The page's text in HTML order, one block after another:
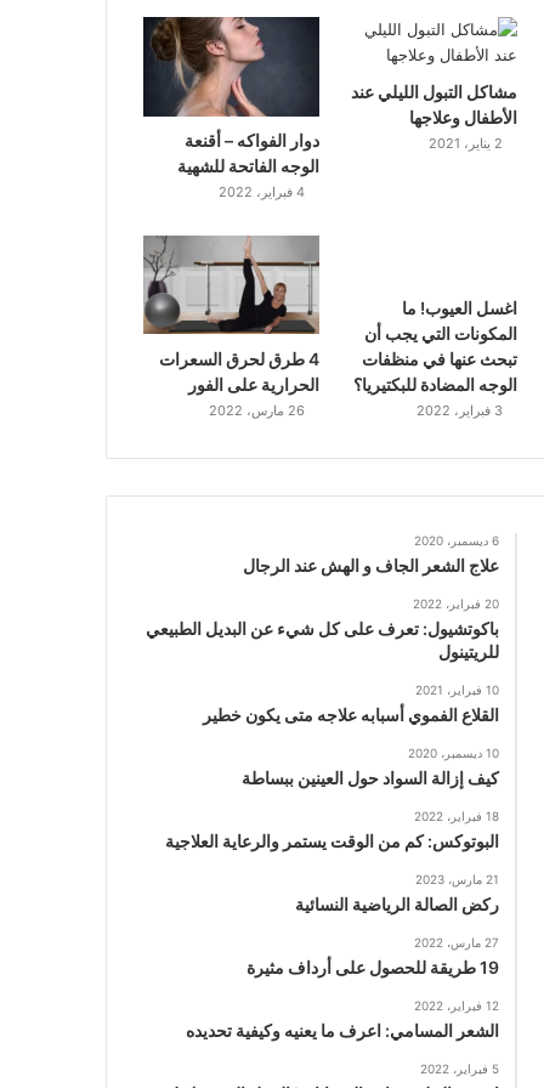
مشاكل التبول الليلي عند
الأطفال وعلاجها
2 يناير، 2021
دوار الفواكه – أقنعة
الوجه الفاتحة للشهية
4 فبراير، 2022
اغسل العيوب! ما
المكونات التي يجب أن
تبحث عنها في منظفات
الوجه المضادة للبكتيريا؟
3 فبراير، 2022
4 طرق لحرق السعرات
الحرارية على الفور
26 مارس، 2022
6 ديسمبر، 2020
علاج الشعر الجاف و الهش عند الرجال
20 فبراير، 2022
باكوتشيول: تعرف على كل شيء عن البديل الطبيعي
للريتينول
10 فبراير، 2021
القلاع الفموي أسبابه علاجه متى يكون خطير
10 ديسمبر، 2020
كيف إزالة السواد حول العينين ببساطة
18 فبراير، 2022
البوتوكس: كم من الوقت يستمر والرعاية العلاجية
21 مارس، 2023
ركض الصالة الرياضية النسائية
27 مارس، 2022
19 طريقة للحصول على أرداف مثيرة
12 فبراير، 2022
الشعر المسامي: اعرف ما يعنيه وكيفية تحديده
5 فبراير، 2022